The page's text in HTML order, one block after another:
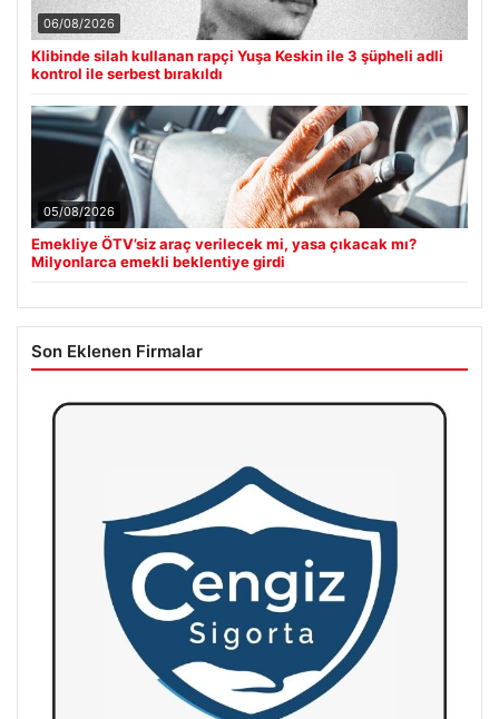
06/08/2026
Klibinde silah kullanan rapçi Yuşa Keskin ile 3 şüpheli adli
kontrol ile serbest bırakıldı
05/08/2026
Emekliye ÖTV’siz araç verilecek mi, yasa çıkacak mı?
Milyonlarca emekli beklentiye girdi
Son Eklenen Firmalar